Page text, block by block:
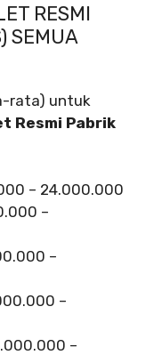
RESMI
SEMUA
rata) untuk
Resmi Pabrik
– 24.000.000
–
–
–
–